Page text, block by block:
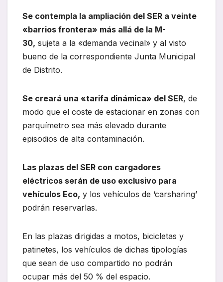
Se contempla la ampliación del SER a veinte
«barrios frontera» más allá de la M-
30, sujeta a la «demanda vecinal» y al visto
bueno de la correspondiente Junta Municipal
de Distrito.
Se creará una «tarifa dinámica» del SER, de
modo que el coste de estacionar en zonas con
parquímetro sea más elevado durante
episodios de alta contaminación.
Las plazas del SER con cargadores
eléctricos serán de uso exclusivo para
vehículos Eco, y los vehículos de ‘carsharing’
podrán reservarlas.
En las plazas dirigidas a motos, bicicletas y
patinetes, los vehículos de dichas tipologías
que sean de uso compartido no podrán
ocupar más del 50 % del espacio.